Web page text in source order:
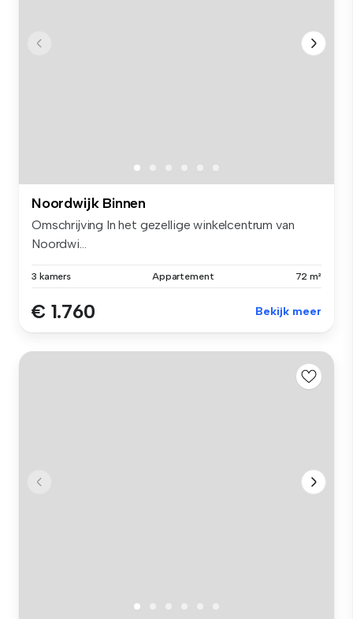
Noordwijk Binnen
Omschrijving In het gezellige winkelcentrum van
Noordwi...
3 kamers Appartement 72 m²
€ 1.760 Bekijk meer